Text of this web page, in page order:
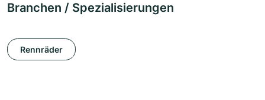
Branchen / Spezialisierungen
Rennräder